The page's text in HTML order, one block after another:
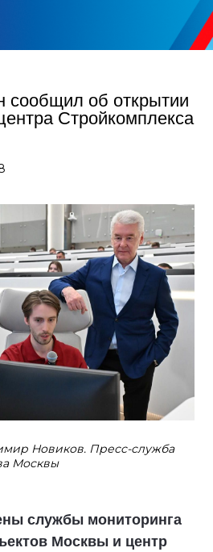
сообщил об открытии
Стройкомплекса
Новиков. Пресс-служба
Москвы
службы мониторинга
Москвы и центр